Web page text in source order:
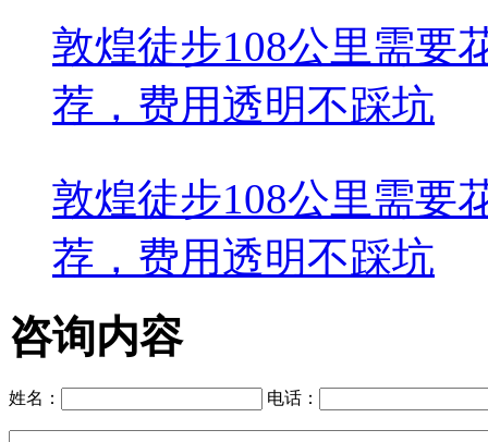
敦煌徒步108公里需要
荐，费用透明不踩坑
敦煌徒步108公里需要
荐，费用透明不踩坑
咨询内容
姓名： 电话：